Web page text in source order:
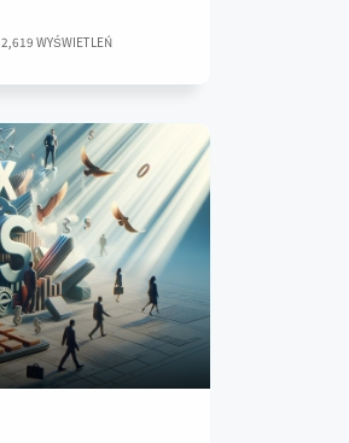
2,619 WYŚWIETLEŃ